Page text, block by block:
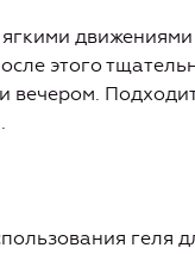
движениями
этого
вечером.
геля